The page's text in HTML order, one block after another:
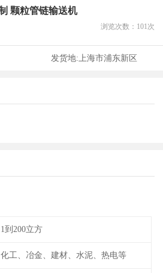
颗粒管链输送机
浏览次数： 101次
发货地: 上海市浦东新区
1到200立方
化工、冶金、建材、水泥、热电等